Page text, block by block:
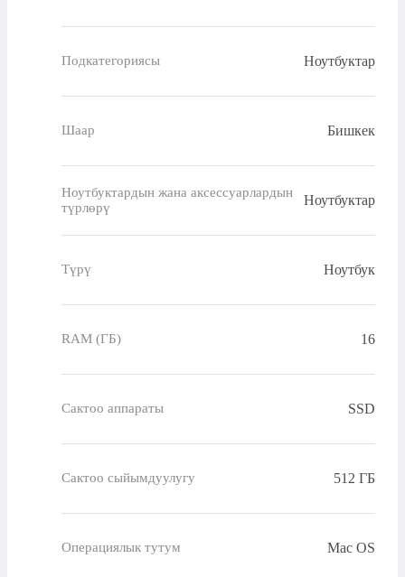
Подкатегориясы Ноутбуктар
Шаар Бишкек
Ноутбуктардын жана аксессуарлардын
түрлөрү
Ноутбуктар
Түрү Ноутбук
RAM (ГБ) 16
Сактоо аппараты SSD
Сактоо сыйымдуулугу 512 ГБ
Операциялык тутум Mac OS